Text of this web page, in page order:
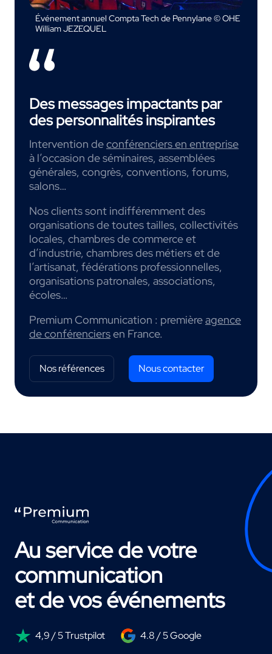
Événement annuel Compta Tech de Pennylane © OHE
William JEZEQUEL
Des messages impactants par
des personnalités inspirantes
Intervention deconférenciers en entreprise
à l’occasion de séminaires, assemblées
générales, congrès, conventions, forums,
salons…
Nos clients sont indifféremment des
organisations de toutes tailles, collectivités
locales, chambres de commerce et
d’industrie, chambres des métiers et de
l’artisanat, fédérations professionnelles,
organisations patronales, associations,
écoles…
Premium Communication : premièreagence
de conférenciersen France.
Nos références Nous contacter
Au service de votre
communication
et de vos événements
4,9 / 5 Trustpilot 4.8 / 5 Google